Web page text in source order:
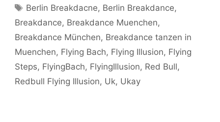
Schlagwörter
Berlin Breakdacne, Berlin Breakdance,
Breakdance, Breakdance Muenchen,
Breakdance München, Breakdance tanzen in
Muenchen, Flying Bach, Flying Illusion, Flying
Steps, FlyingBach, FlyingIllusion, Red Bull,
Redbull Flying Illusion, Uk, Ukay